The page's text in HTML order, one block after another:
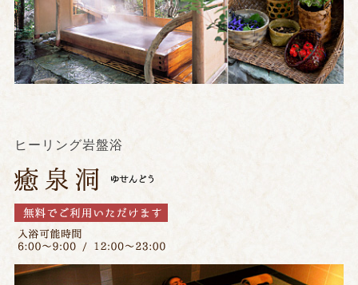
ヒーリング岩盤浴